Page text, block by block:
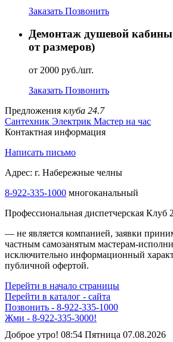
Заказать Позвонить
Демонтаж душевой кабины
от размеров)
от 2000 руб./шт.
Заказать Позвонить
Предложения клуба 24.7
Сантехник Электрик Мастер на час
Контактная информация
Написать письмо
Адрес: г. Набережные челны
8-922-335-1000 многоканальный
Профессиональная диспетчерская Клуб
— не является компанией, заявки
частным самозанятым
исключительно информационный
публичной офертой.
Перейти в начало страницы
Перейти в каталог - сайта
Позвонить - 8-922-335-1000
Жми - 8-922-335-3000!
Доброе утро! 08:54 Пятница 07.08.2026